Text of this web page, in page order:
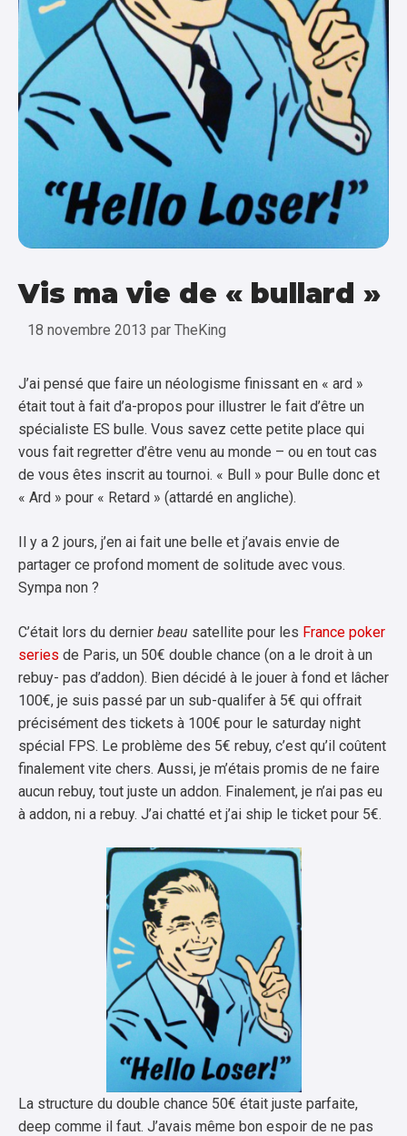
Vis ma vie de « bullard »
18 novembre 2013 par TheKing
J’ai pensé que faire un néologisme finissant en « ard »
était tout à fait d’a-propos pour illustrer le fait d’être un
spécialiste ES bulle. Vous savez cette petite place qui
vous fait regretter d’être venu au monde – ou en tout cas
de vous êtes inscrit au tournoi. « Bull » pour Bulle donc et
« Ard » pour « Retard » (attardé en angliche).
Il y a 2 jours, j’en ai fait une belle et j’avais envie de
partager ce profond moment de solitude avec vous.
Sympa non ?
C’était lors du dernier beau satellite pour les France poker
series de Paris, un 50€ double chance (on a le droit à un
rebuy- pas d’addon). Bien décidé à le jouer à fond et lâcher
100€, je suis passé par un sub-qualifer à 5€ qui offrait
précisément des tickets à 100€ pour le saturday night
spécial FPS. Le problème des 5€ rebuy, c’est qu’il coûtent
finalement vite chers. Aussi, je m’étais promis de ne faire
aucun rebuy, tout juste un addon. Finalement, je n’ai pas eu
à addon, ni a rebuy. J’ai chatté et j’ai ship le ticket pour 5€.
La structure du double chance 50€ était juste parfaite,
deep comme il faut. J’avais même bon espoir de ne pas